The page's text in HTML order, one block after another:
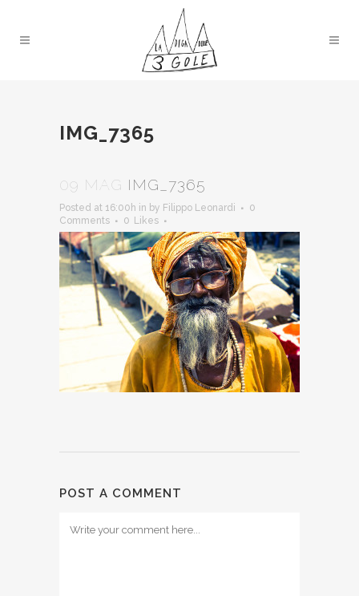
IMG_7365
09 MAG IMG_7365
Posted at 16:00h in by Filippo Leonardi
0
Comments
0 Likes
POST A COMMENT